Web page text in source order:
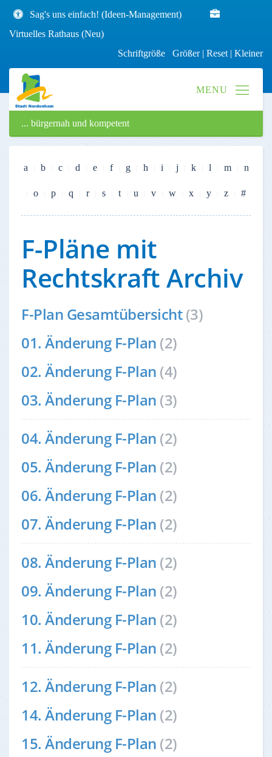
Sag's uns einfach! (Ideen-Management)
Virtuelles Rathaus (Neu)
Schriftgröße Größer| Reset | Kleiner
... bürgernah und kompetent
a b c d e f g h i j k l m n
o p q r s t u v w x y z #
F-Pläne mit
Rechtskraft Archiv
F-Plan Gesamtübersicht (3)
01. Änderung F-Plan (2)
02. Änderung F-Plan (4)
03. Änderung F-Plan (3)
04. Änderung F-Plan (2)
05. Änderung F-Plan (2)
06. Änderung F-Plan (2)
07. Änderung F-Plan (2)
08. Änderung F-Plan (2)
09. Änderung F-Plan (2)
10. Änderung F-Plan (2)
11. Änderung F-Plan (2)
12. Änderung F-Plan (2)
14. Änderung F-Plan (2)
15. Änderung F-Plan (2)